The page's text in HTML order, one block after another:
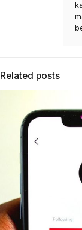
Related posts